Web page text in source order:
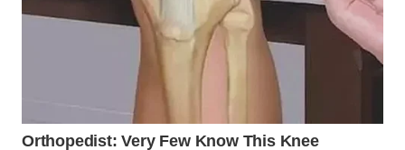
TANJUNG